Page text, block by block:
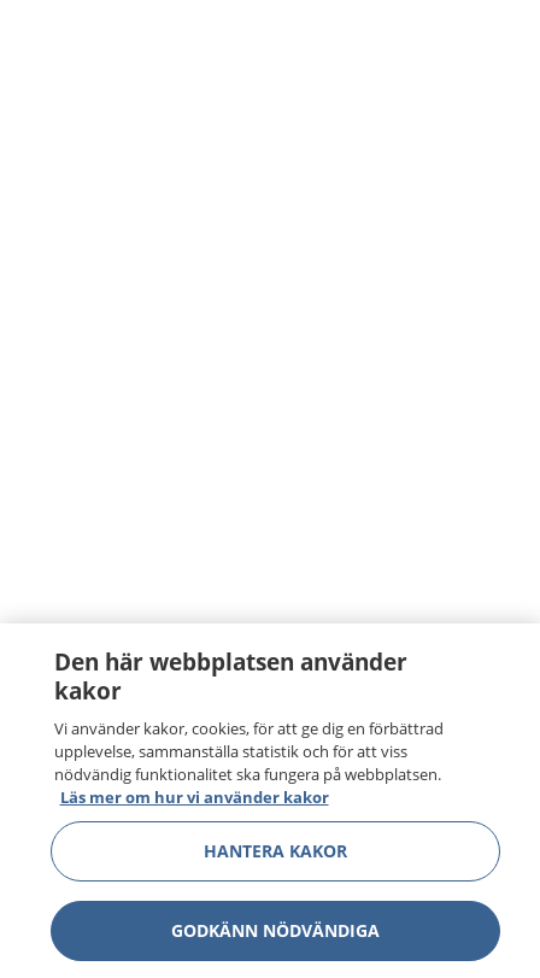
Den här webbplatsen använder
kakor
Vi använder kakor, cookies, för att ge dig en förbättrad
upplevelse, sammanställa statistik och för att viss
nödvändig funktionalitet ska fungera på webbplatsen.
Läs mer om hur vi använder kakor
HANTERA KAKOR
GODKÄNN NÖDVÄNDIGA